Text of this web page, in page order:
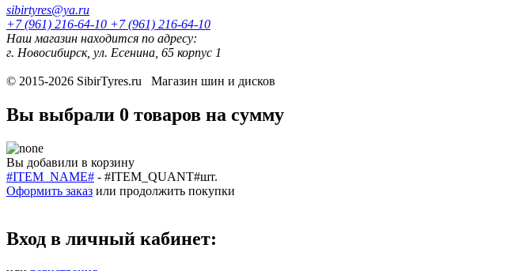
sibirtyres@ya.ru
+7 (961) 216-64-10 +7 (961) 216-64-10
Наш магазин находится по адресу:
г. Новосибирск, ул. Есенина, 65 корпус 1
© 2015-2026 SibirTyres.ru Магазин шин и дисков
Вы выбрали 0 товаров на сумму
Вы добавили в корзину
#ITEM_NAME# - #ITEM_QUANT#шт.
Оформить заказ или продолжить покупки
Вход в личный кабинет: